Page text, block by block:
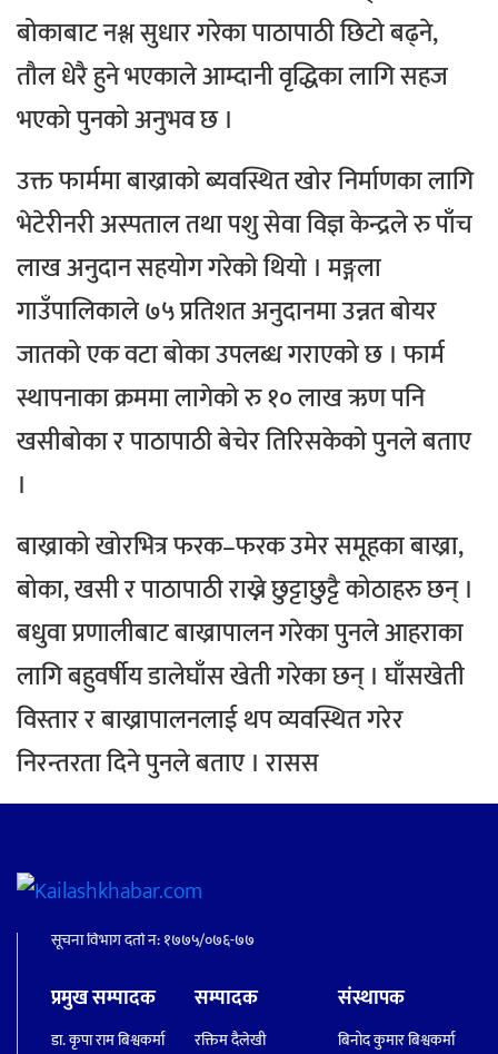
बोकाबाट नश्ल सुधार गरेका पाठापाठी छिटो बढ्ने,
तौल धेरै हुने भएकाले आम्दानी वृद्धिका लागि सहज
भएको पुनको अनुभव छ ।
उक्त फार्ममा बाख्राको ब्यवस्थित खोर निर्माणका लागि
भेटेरीनरी अस्पताल तथा पशु सेवा विज्ञ केन्द्रले रु पाँच
लाख अनुदान सहयोग गरेको थियो । मङ्गला
गाउँपालिकाले ७५ प्रतिशत अनुदानमा उन्नत बोयर
जातको एक वटा बोका उपलब्ध गराएको छ । फार्म
स्थापनाका क्रममा लागेको रु १० लाख ऋण पनि
खसीबोका र पाठापाठी बेचेर तिरिसकेको पुनले बताए
।
बाख्राको खोरभित्र फरक–फरक उमेर समूहका बाख्रा,
बोका, खसी र पाठापाठी राख्ने छुट्टाछुट्टै कोठाहरु छन् ।
बधुवा प्रणालीबाट बाख्रापालन गरेका पुनले आहराका
लागि बहुवर्षीय डालेघाँस खेती गरेका छन् । घाँसखेती
विस्तार र बाख्रापालनलाई थप व्यवस्थित गरेर
निरन्तरता दिने पुनले बताए । रासस
सूचना विभाग दर्ता नं: १७७५/०७६-७७
प्रमुख सम्पादक
डा. कृपा राम बिश्वकर्मा
सम्पादक
रक्तिम दैलेखी
संस्थापक
बिनोद कुमार बिश्वकर्मा